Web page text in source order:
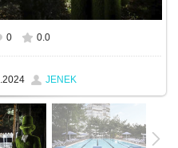
1280x960
0 0.0
JENEK